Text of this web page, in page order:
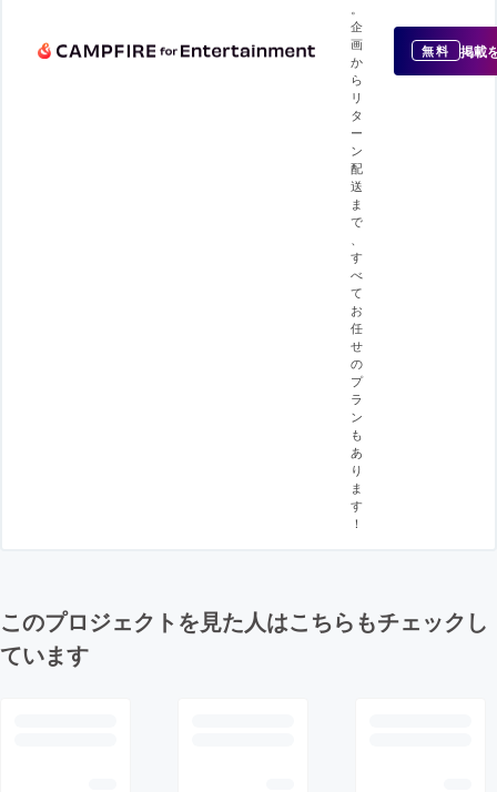
企
画
か
ら
リ
タ
ー
ン
配
送
ま
で
す
べ
て
お
任
せ
の
プ
ラ
ン
も
あ
り
ま
す
！
無料 掲載
このプロジェクトを見た人はこちらもチェックし
ています